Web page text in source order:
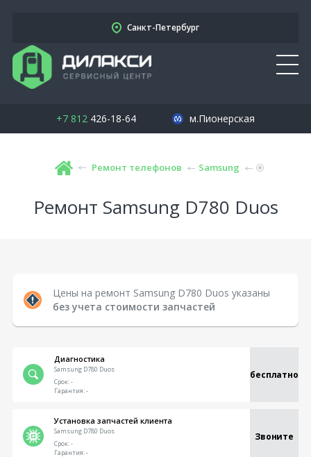
Санкт-Петербург
+7 812426-18-64 м.Пионерская
Ремонт телефонов Samsung
Ремонт Samsung D780 Duos
Цены на ремонт Samsung D780 Duos указаны
без учета стоимости запчастей
Диагностика
Samsung D780 Duos бесплатно
Срок:-
Гарантия:-
Установка запчастей клиента
Samsung D780 Duos Звоните
Срок:-
Гарантия:-